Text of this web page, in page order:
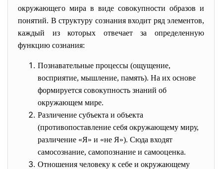
окружающего мира в виде совокупности образов и
понятий. В структуру сознания входит ряд элементов,
каждый из которых отвечает за определенную
функцию сознания:
Познавательные процессы (ощущение,
восприятие, мышление, память). На их основе
формируется совокупность знаний об
окружающем мире.
Различение субъекта и объекта
(противопоставление себя окружающему миру,
различение «Я» и «не Я»). Сюда входят
самосознание, самопознание и самооценка.
Отношения человеку к себе и окружающему